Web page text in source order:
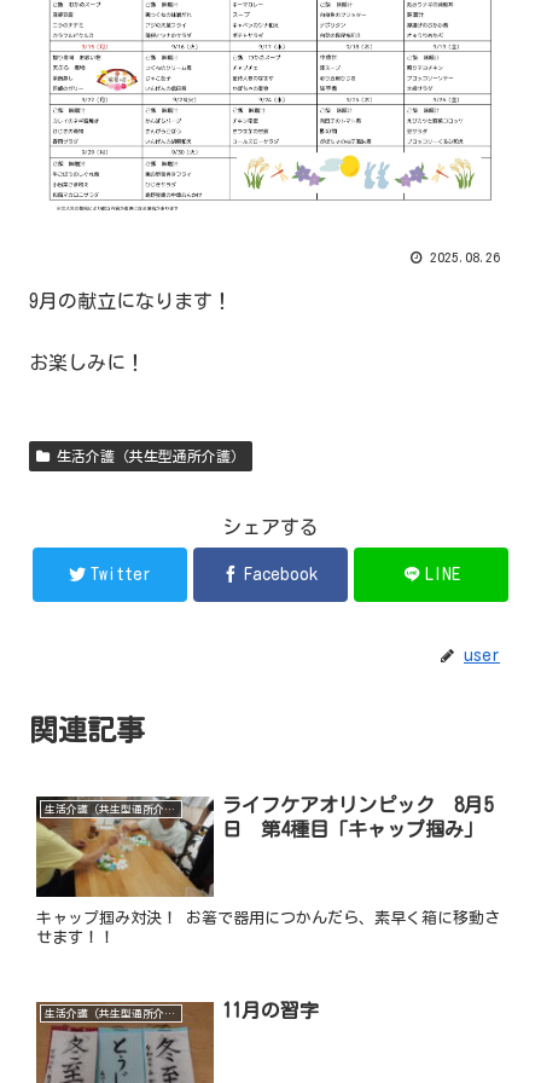
2025.08.26
9月の献立になります！
お楽しみに！
生活介護（共生型通所介護）
シェアする
Twitter Facebook LINE
user
関連記事
生活介護（共生型通所介護）
ライフケアオリンピック 8月5
日 第4種目「キャップ掴み」
キャップ掴み対決！ お箸で器用につかんだら、素早く箱に移動さ
せます！！
生活介護（共生型通所介護） 11月の習字